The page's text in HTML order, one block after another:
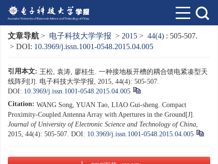
文章导航 > 电子科技大学学报 > 2015 > 44(4) : 505-507.
> DOI: 10.3969/j.issn.1001-0548.2015.04.005
引用本文: 王松, 袁涛, 廖桂生. 一种接地板开槽的耦合馈电紧凑型天
线阵列[J]. 电子科技大学学报, 2015, 44(4): 505-507.
DOI: 10.3969/j.issn.1001-0548.2015.04.005
Citation: WANG Song, YUAN Tao, LIAO Gui-sheng. Compact
Proximity-Coupled Antenna Array with Apertures in the Ground[J].
Journal of University of Electronic Science and Technology of China,
2015, 44(4): 505-507. DOI: 10.3969/j.issn.1001-0548.2015.04.005